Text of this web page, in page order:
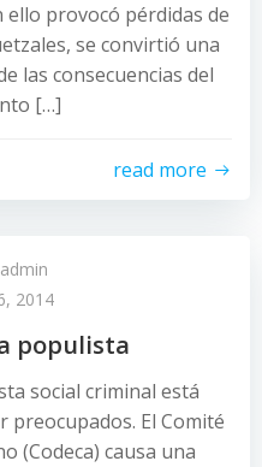
ello provocó pérdidas de
se convirtió una
las consecuencias del
[…]
read more
2014
populista
social criminal está
preocupados. El Comité
(Codeca) causa una